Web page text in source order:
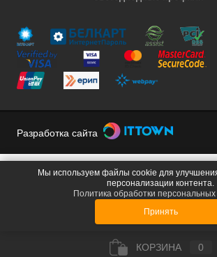
Разработка сайта
КОРЗИНА 0
Мы используем файлы cookie для
персонализации контента.
Политика обработки
Принять